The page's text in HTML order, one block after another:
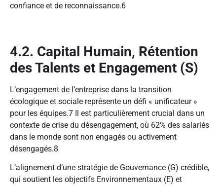
confiance et de reconnaissance.6
4.2. Capital Humain, Rétention
des Talents et Engagement (S)
L’engagement de l’entreprise dans la transition
écologique et sociale représente un défi « unificateur »
pour les équipes.7 Il est particulièrement crucial dans un
contexte de crise du désengagement, où 62% des salariés
dans le monde sont non engagés ou activement
désengagés.8
L’alignement d’une stratégie de Gouvernance (G) crédible,
qui soutient les objectifs Environnementaux (E) et